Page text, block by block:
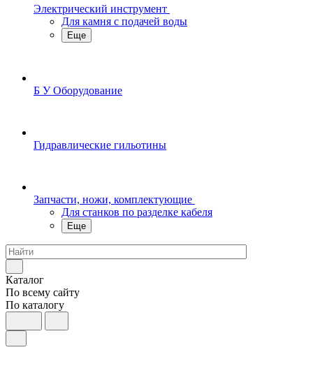
Электрический инструмент
Для камня с подачей воды
Еще
Б У Оборудование
Гидравлические гильотины
Запчасти, ножи, комплектующие
Для станков по разделке кабеля
Еще
Каталог
По всему сайту
По каталогу